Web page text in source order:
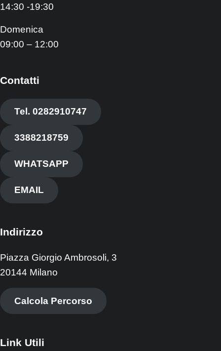
14:30 -19:30
Domenica
09:00 – 12:00
Contatti
Tel. 0282910747
3388218759
WHATSAPP
EMAIL
Indirizzo
Piazza Giorgio Ambrosoli, 3
20144 Milano
Calcola Percorso
Link Utili